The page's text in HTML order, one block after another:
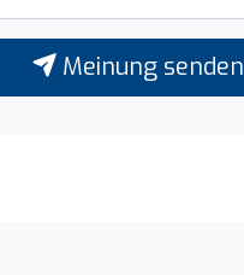
Meinung senden